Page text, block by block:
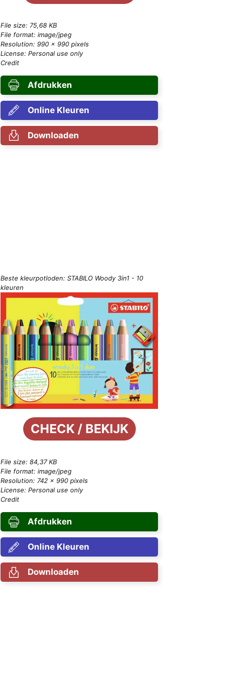
File size: 75,68 KB
File format: image/jpeg
Resolution: 990 × 990 pixels
License: Personal use only
Credit
Afdrukken
Online Kleuren
Downloaden
Beste kleurpotloden: STABILO Woody 3in1 - 10
kleuren
CHECK / BEKIJK
File size: 84,37 KB
File format: image/jpeg
Resolution: 742 × 990 pixels
License: Personal use only
Credit
Afdrukken
Online Kleuren
Downloaden